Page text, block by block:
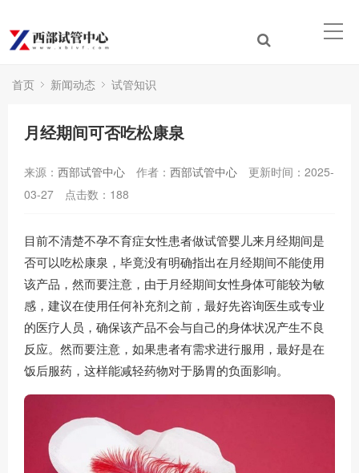
首页 新闻动态 试管知识
月经期间可否吃松康泉
来源： 西部试管中心 作者： 西部试管中心
更新时间：2025-
03-27
点击数： 188
目前不清楚不孕不育症女性患者做试管婴儿来月经期间是
否可以吃松康泉，毕竟没有明确指出在月经期间不能使用
该产品，然而要注意，由于月经期间女性身体可能较为敏
感，建议在使用任何补充剂之前，最好先咨询医生或专业
的医疗人员，确保该产品不会与自己的身体状况产生不良
反应。然而要注意，如果患者有需求进行服用，最好是在
饭后服药，这样能减轻药物对于肠胃的负面影响。